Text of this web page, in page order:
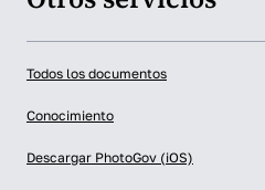
Todos los documentos
Conocimiento
Descargar PhotoGov (iOS)